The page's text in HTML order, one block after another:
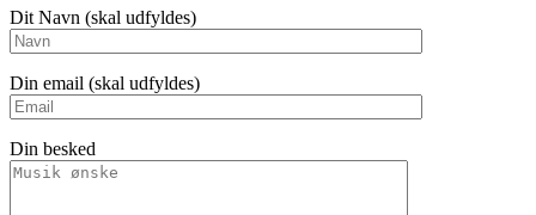
Dit Navn (skal udfyldes)
Din email (skal udfyldes)
Din besked